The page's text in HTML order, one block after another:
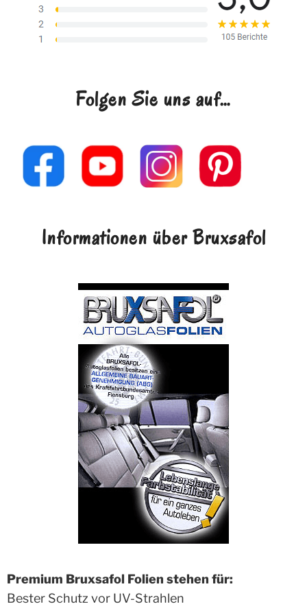
Folgen Sie uns auf…
Informationen über Bruxsafol
Premium Bruxsafol Folien stehen für:
Bester Schutz vor UV-Strahlen